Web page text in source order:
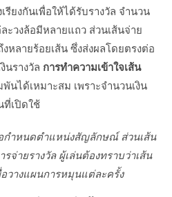
ยงกันเพื่อให้ได้รับรางวัล จำนวน
ะวงล้อมีหลายแถว ส่วนเส้นจ่าย
หลายร้อยเส้น ซึ่งส่งผลโดยตรงต่อ
นรางวัล การทำความเข้าใจเส้น
นได้เหมาะสม เพราะจำนวนเงิน
เปิดใช้
อกำหนดตำแหน่งสัญลักษณ์ ส่วนเส้น
รจ่ายรางวัล ผู้เล่นต้องทราบว่าเส้น
อวางแผนการหมุนแต่ละครั้ง